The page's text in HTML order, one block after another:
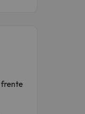
frente